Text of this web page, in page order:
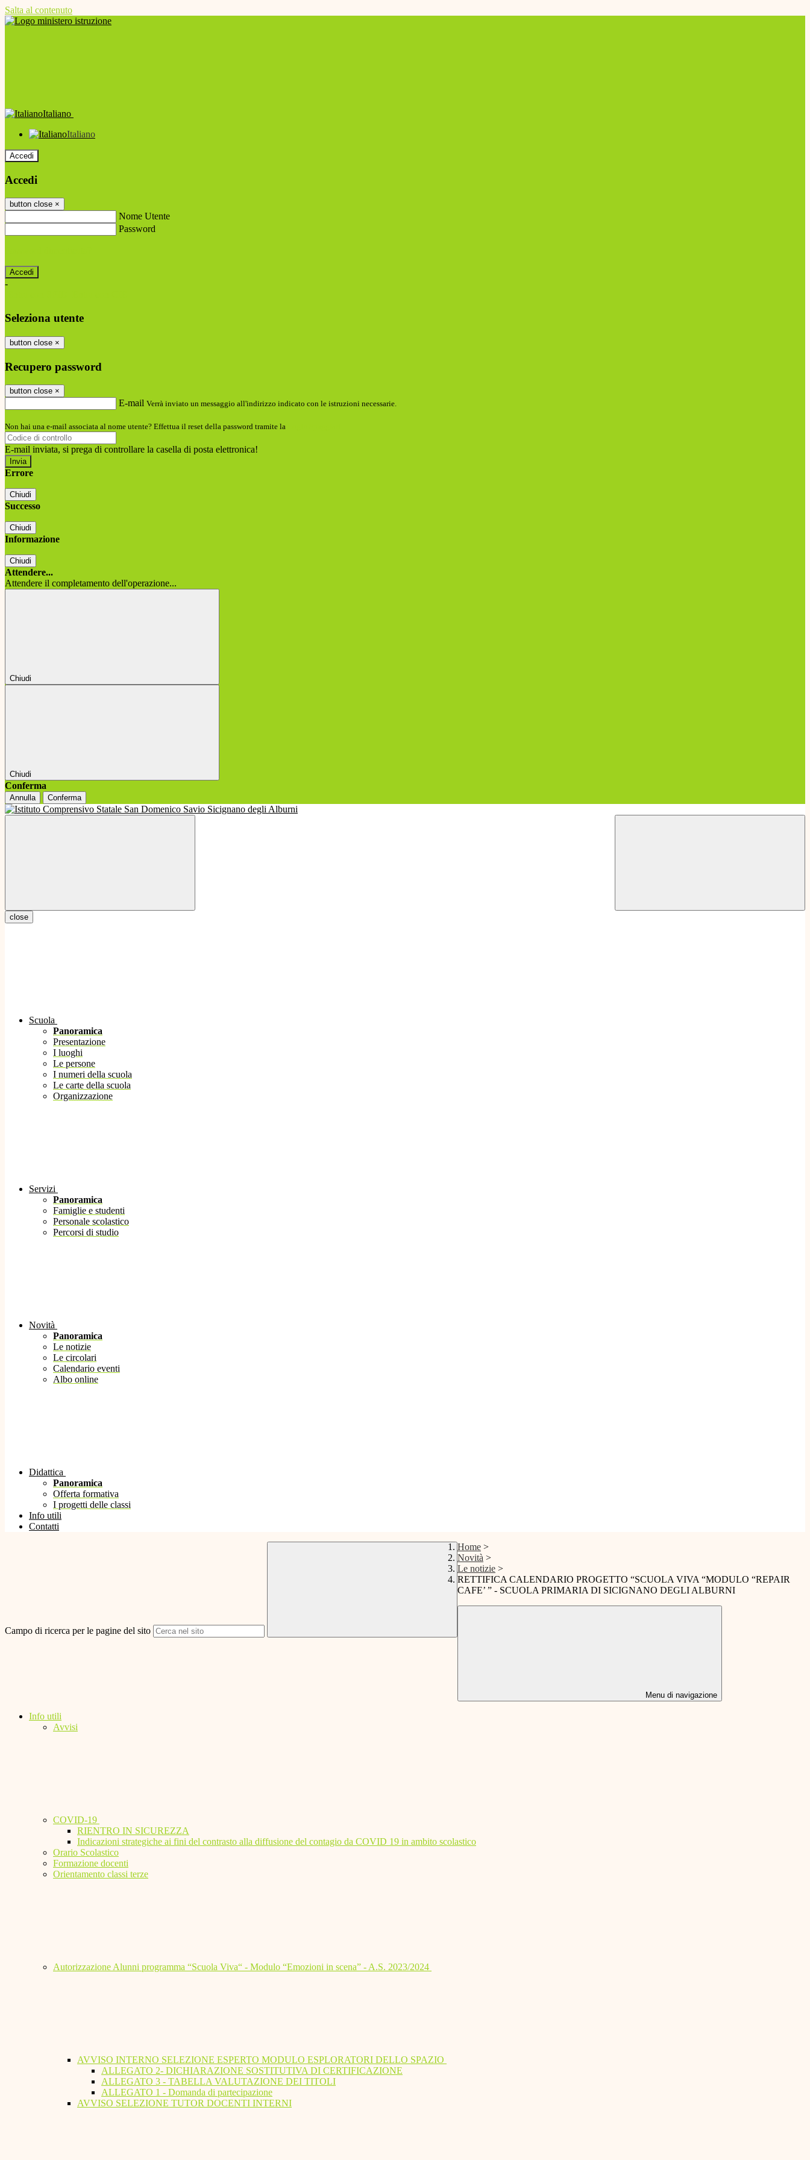
Salta al contenuto
Italiano
Italiano
Accedi
Accedi
button close ×
Nome Utente
Password
-
Seleziona utente
button close ×
Recupero password
button close ×
E-mail Verrà inviato un messaggio all'indirizzo indicato con le istruzioni necessarie.
Non hai una e-mail associata al nome utente? Effettua il reset della password tramite la
E-mail inviata, si prega di controllare la casella di posta elettronica!
Errore
Chiudi
Successo
Chiudi
Informazione
Chiudi
Attendere...
Attendere il completamento dell'operazione...
Chiudi
Chiudi
Conferma
Annulla Conferma
close
Scuola
Panoramica
Presentazione
I luoghi
Le persone
I numeri della scuola
Le carte della scuola
Organizzazione
Servizi
Panoramica
Famiglie e studenti
Personale scolastico
Percorsi di studio
Novità
Panoramica
Le notizie
Le circolari
Calendario eventi
Albo online
Didattica
Panoramica
Offerta formativa
I progetti delle classi
Info utili
Contatti
Campo di ricerca per le pagine del sito
Home >
Novità >
Le notizie >
RETTIFICA CALENDARIO PROGETTO “SCUOLA VIVA “MODULO “REPAIR
CAFE’ ” - SCUOLA PRIMARIA DI SICIGNANO DEGLI ALBURNI
Menu di navigazione
Info utili
Avvisi
COVID-19
RIENTRO IN SICUREZZA
Indicazioni strategiche ai fini del contrasto alla diffusione del contagio da COVID 19 in ambito scolastico
Orario Scolastico
Formazione docenti
Orientamento classi terze
Autorizzazione Alunni programma “Scuola Viva“ - Modulo “Emozioni in scena” - A.S. 2023/2024
AVVISO INTERNO SELEZIONE ESPERTO MODULO ESPLORATORI DELLO SPAZIO
ALLEGATO 2- DICHIARAZIONE SOSTITUTIVA DI CERTIFICAZIONE
ALLEGATO 3 - TABELLA VALUTAZIONE DEI TITOLI
ALLEGATO 1 - Domanda di partecipazione
AVVISO SELEZIONE TUTOR DOCENTI INTERNI